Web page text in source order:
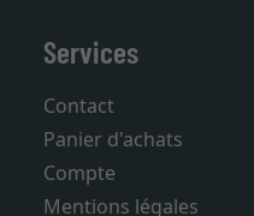
Services
Contact
Panier d'achats
Compte